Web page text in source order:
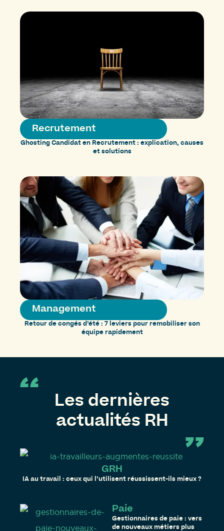
Recrutement
Ghosting Candidat en Recrutement : explication, causes
et solutions
Management
Retour de congés d’été : 7 leviers pour remobiliser son
équipe rapidement
Les dernières
actualités RH
GRH
IA au travail : ceux qui l’utilisent réussissent-ils mieux ?
Paie
Gestionnaires de paie : vers
de nouveaux métiers plus